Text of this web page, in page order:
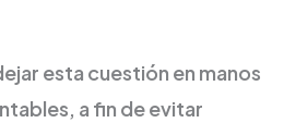
esta cuestión en manos
a fin de evitar